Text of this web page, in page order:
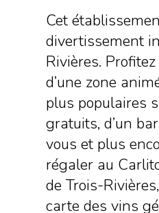
Cet
divertissement
Rivières.
d’une zone
plus populaires
gratuits, d’un
vous et plus
régaler au
de Trois-
carte des vins